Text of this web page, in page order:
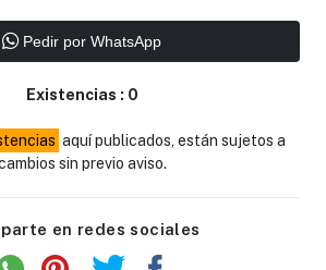
Pedir por WhatsApp
Existencias : 0
aquí publicados, están sujetos a
sin previo aviso.
en redes sociales